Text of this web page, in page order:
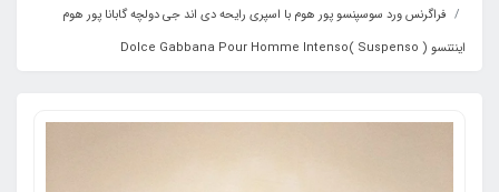
فراگرنس ورد سوسپنسو پور هوم با اسپری رایحه دی اند جی دولچه گابانا پور هوم
اینتنسو ( Suspenso )Dolce Gabbana Pour Homme Intenso